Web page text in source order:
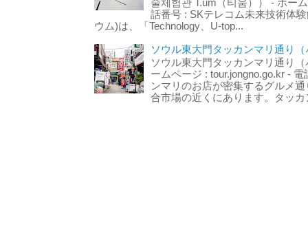
술체험관 T.um（티움）） - ホー
話番号 : SKテレコム未来技術体
ウム)は、「Technology、U-top...
ソウル東大門タッカンマリ通り
ソウル東大門タッカンマリ通り
ームページ : tour.jongno.go.kr -
ンマリのお店が密集するグルメ
合市場の近くにあります。タッ